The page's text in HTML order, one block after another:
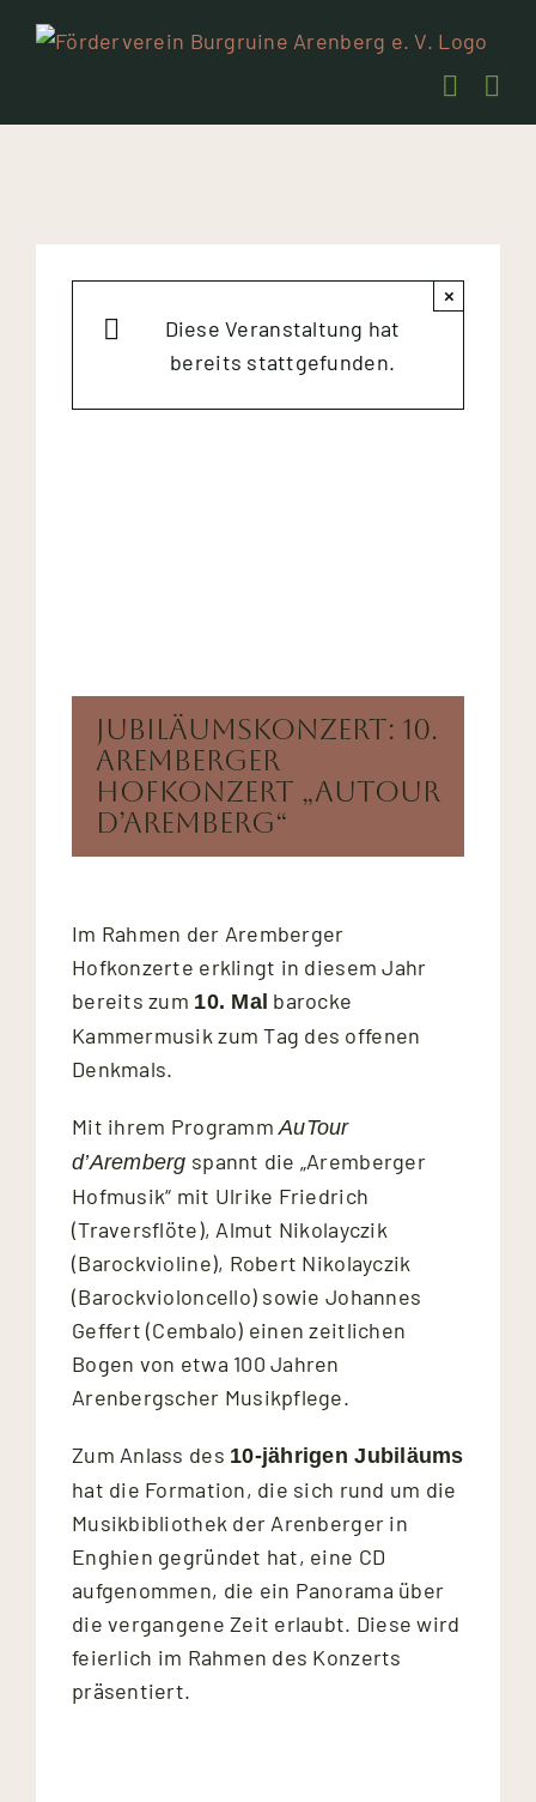
Inhalt
Diese Veranstaltung hat
bereits stattgefunden.
×
Jubiläumskonzert: 10.
Aremberger
Hofkonzert „AuTour
d’Aremberg“
Im Rahmen der Aremberger
Hofkonzerte erklingt in diesem Jahr
bereits zum 10. Mal barocke
Kammermusik zum Tag des offenen
Denkmals.
Mit ihrem ProgrammAuTour
d’Aremberg spannt die „Aremberger
Hofmusik“ mit Ulrike Friedrich
(Traversflöte), Almut Nikolayczik
(Barockvioline), Robert Nikolayczik
(Barockvioloncello) sowie Johannes
Geffert (Cembalo) einen zeitlichen
Bogen von etwa 100 Jahren
Arenbergscher Musikpflege.
Zum Anlass des 10-jährigen Jubiläums
hat die Formation, die sich rund um die
Musikbibliothek der Arenberger in
Enghien gegründet hat, eine CD
aufgenommen, die ein Panorama über
die vergangene Zeit erlaubt. Diese wird
feierlich im Rahmen des Konzerts
präsentiert.